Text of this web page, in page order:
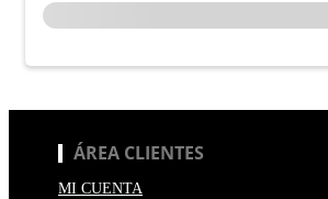
ÁREA CLIENTES
MI CUENTA